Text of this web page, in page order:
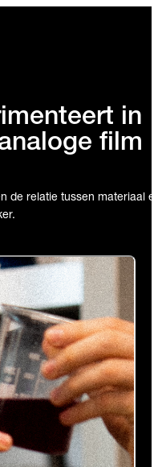
in
film
de relatie tussen materiaal